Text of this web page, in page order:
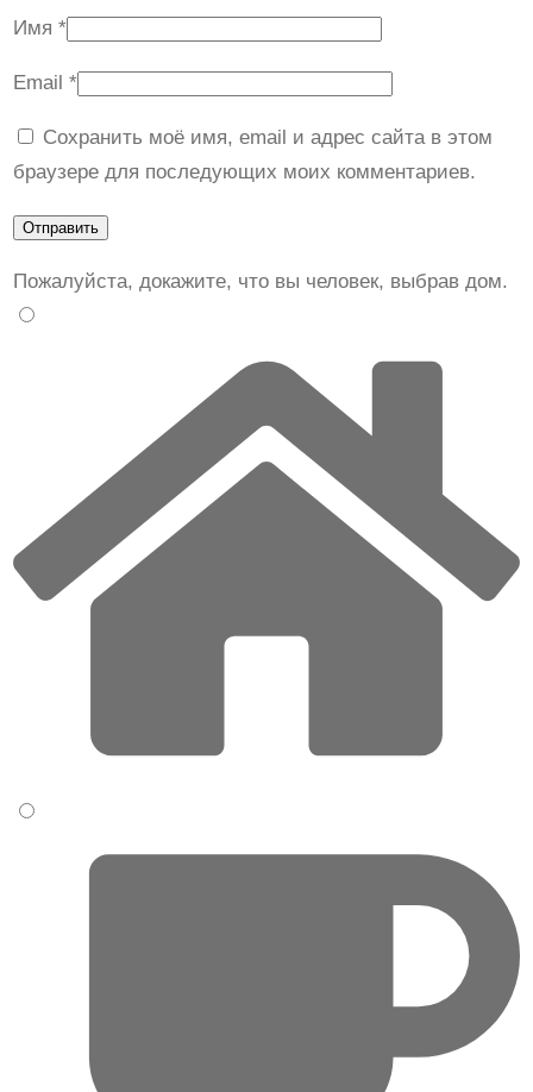
Имя *
Email *
Сохранить моё имя, email и адрес сайта в этом
браузере для последующих моих комментариев.
Пожалуйста, докажите, что вы человек, выбравдом.